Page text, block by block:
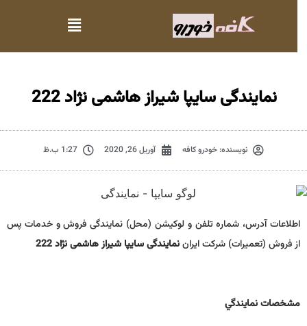
نمایندگی سایپا شیراز هاشمی نژاد 222
نویسنده:خودرو کافه آوریل 26, 2020 1:27 ب.ظ
اطلاعات آدرس، شماره تلفن و لوکیشن (محل) نمایندگی فروش و خدمات پس
از فروش (تعمیرات) شرکت ایراننمایندگی سایپا شیراز هاشمی نژاد 222
مشخصات نمايندگي